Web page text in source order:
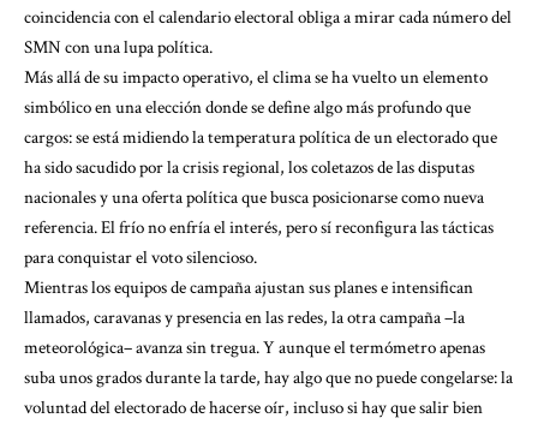
coincidencia con el calendario electoral obliga a mirar cada número del
SMN con una lupa política.
Más allá de su impacto operativo, el clima se ha vuelto un elemento
simbólico en una elección donde se define algo más profundo que
cargos: se está midiendo la temperatura política de un electorado que
ha sido sacudido por la crisis regional, los coletazos de las disputas
nacionales y una oferta política que busca posicionarse como nueva
referencia. El frío no enfría el interés, pero sí reconfigura las tácticas
para conquistar el voto silencioso.
Mientras los equipos de campaña ajustan sus planes e intensifican
llamados, caravanas y presencia en las redes, la otra campaña –la
meteorológica– avanza sin tregua. Y aunque el termómetro apenas
suba unos grados durante la tarde, hay algo que no puede congelarse: la
voluntad del electorado de hacerse oír, incluso si hay que salir bien